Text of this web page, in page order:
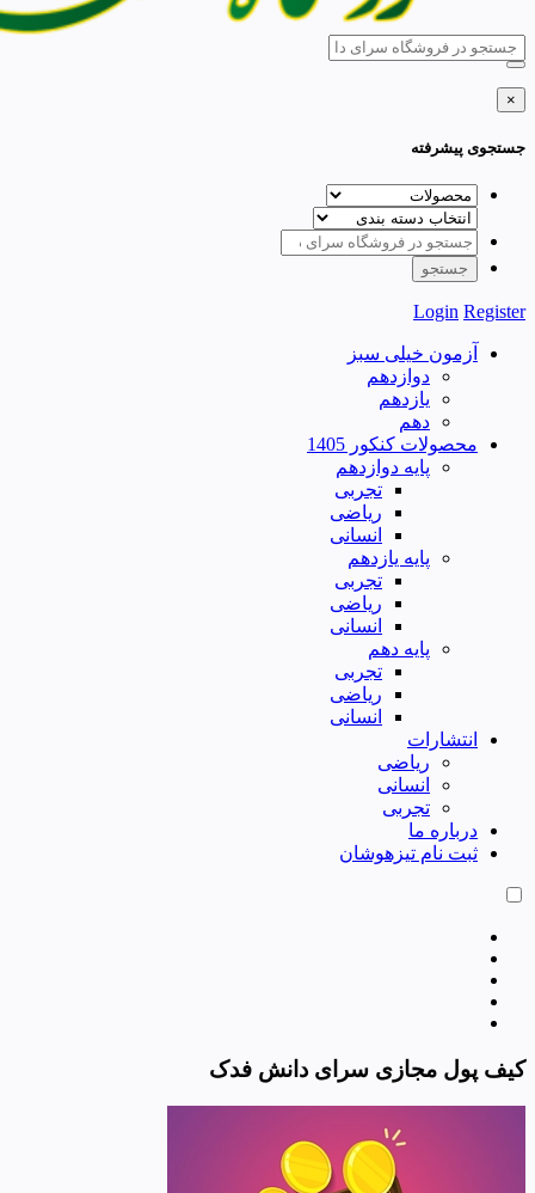
×
جستجوی پیشرفته
Login Register
آزمون خیلی سبز
دوازدهم
یازدهم
دهم
محصولات کنکور 1405
پایه دوازدهم
تجربی
ریاضی
انسانی
پایه یازدهم
تجربی
ریاضی
انسانی
پایه دهم
تجربی
ریاضی
انسانی
انتشارات
ریاضی
انسانی
تجربی
درباره ما
ثبت نام تیزهوشان
کیف پول مجازی سرای دانش فدک